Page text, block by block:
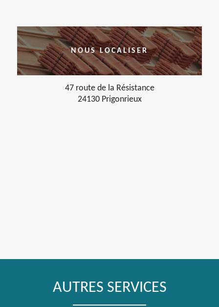
NOUS LOCALISER
47 route de la Résistance
24130 Prigonrieux
AUTRES SERVICES